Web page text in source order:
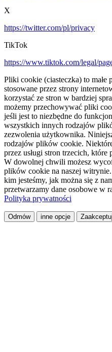
X
https://twitter.com/pl/privacy
TikTok
https://www.tiktok.com/legal/
Pliki cookie (ciasteczka) to
stosowane przez strony
korzystać ze stron w bardziej
możemy przechowywać pliki
jeśli jest to niezbędne do
wszystkich innych rodzajów
zezwolenia użytkownika.
rodzajów plików cookie.
przez usługi stron trzecich, które
W dowolnej chwili możesz
plików cookie na naszej
kim jesteśmy, jak można się z
przetwarzamy dane osobowe w
Polityka prywatności
Odmów inne opcje